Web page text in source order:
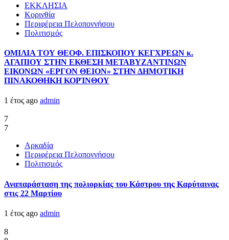
ΕΚΚΛΗΣΙΑ
Κορινθία
Περιφέρεια Πελοποννήσου
Πολιτισμός
ΟΜΙΛΙΑ ΤΟΥ ΘΕΟΦ. ΕΠΙΣΚΟΠΟΥ ΚΕΓΧΡΕΩΝ κ.
ΑΓΑΠΙΟΥ ΣΤΗΝ ΕΚΘΕΣΗ ΜΕΤΑΒΥΖΑΝΤΙΝΩΝ
ΕΙΚΟΝΩΝ «ΕΡΓΟΝ ΘΕΙΟΝ» ΣΤΗΝ ΔΗΜΟΤΙΚΗ
ΠΙΝΑΚΟΘΗΚΗ ΚΟΡΊΝΘΟΥ
1 έτος ago admin
7
7
Αρκαδία
Περιφέρεια Πελοποννήσου
Πολιτισμός
Αναπαράσταση της πολιορκίας του Κάστρου της Καρύταινας
στις 22 Μαρτίου
1 έτος ago admin
8